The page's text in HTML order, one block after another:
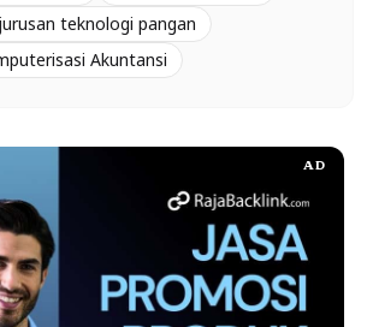
teknologi pangan
Akuntansi
AD